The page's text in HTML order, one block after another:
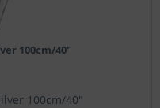
100cm/40"
100cm/40"